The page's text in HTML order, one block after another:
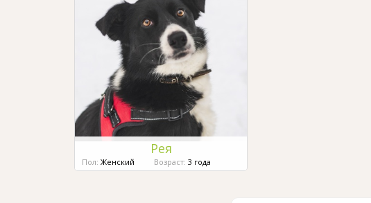
Рея
Пол: Женский Возраст: 3 года